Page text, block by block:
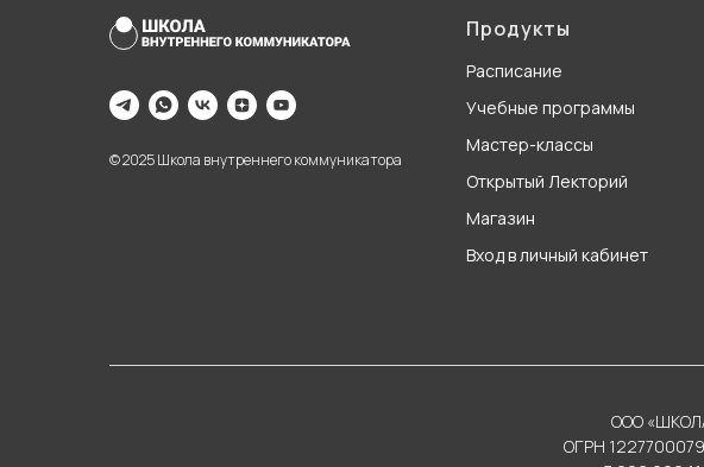
© 2025 Школа внутреннего коммуникатора
Продукты
Расписание
Учебные программы
Мастер-классы
Открытый Лекторий
Магазин
Вход в личный кабинет
ООО
ОГРН